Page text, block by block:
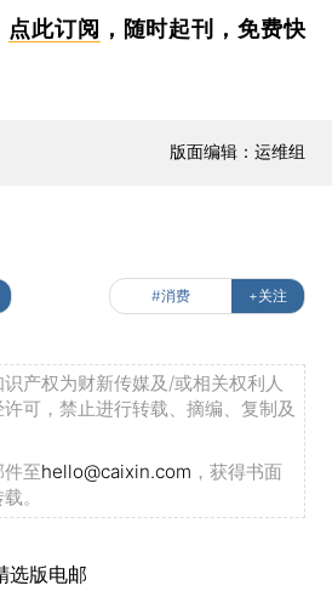
点此订阅 ，随时起刊，免费快
版面编辑：运维组
#消费 +关注
产权为财新传媒及/或相关权利人
可，禁止进行转载、摘编、复制及
至hello@caixin.com ，获得书面
。
选版电邮